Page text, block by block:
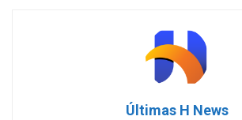
Últimas H News